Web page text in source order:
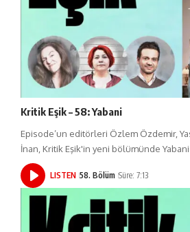
Kritik Eşik – 58: Yabani
Episode’un editörleri Özlem Özdemir,
İnan, Kritik Eşik'in yeni bölümünde
LISTEN 58. Bölüm Süre: 7:13